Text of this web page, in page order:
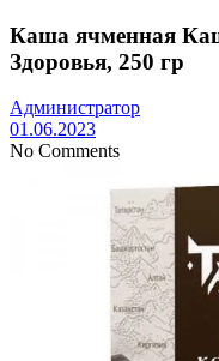
Каша ячменная
Здоровья, 250 гр
Администратор
01.06.2023
No Comments